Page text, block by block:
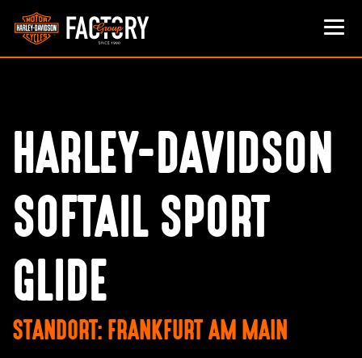
HARLEY-DAVIDSON
SOFTAIL SPORT
GLIDE
STANDORT: FRANKFURT AM MAIN